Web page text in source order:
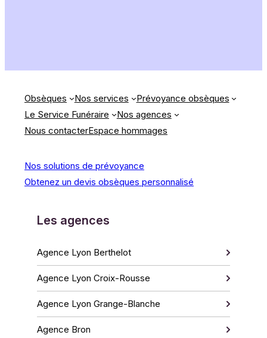
Obsèques Nos services
Prévoyance obsèques
Le Service Funéraire
Nos agences
Nous contacterEspace hommages
Nos solutions de prévoyance
Obtenez un devis obsèques personnalisé
Les agences
Agence Lyon Berthelot
Agence Lyon Croix-Rousse
Agence Lyon Grange-Blanche
Agence Bron